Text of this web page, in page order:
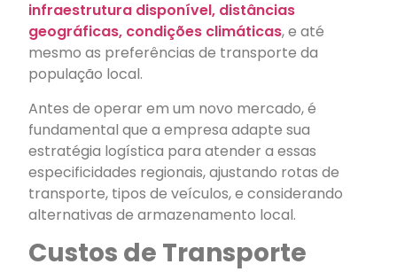
infraestrutura disponível, distâncias
geográficas, condições climáticas, e até
mesmo as preferências de transporte da
população local.
Antes de operar em um novo mercado, é
fundamental que a empresa adapte sua
estratégia logística para atender a essas
especificidades regionais, ajustando rotas de
transporte, tipos de veículos, e considerando
alternativas de armazenamento local.
Custos de Transporte